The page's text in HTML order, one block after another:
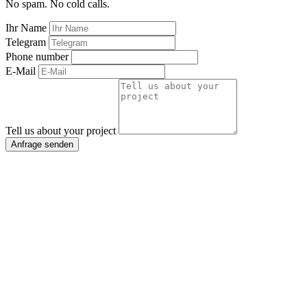
No spam. No cold calls.
Ihr Name
Telegram
Phone number
E-Mail
Tell us about your project
Anfrage senden